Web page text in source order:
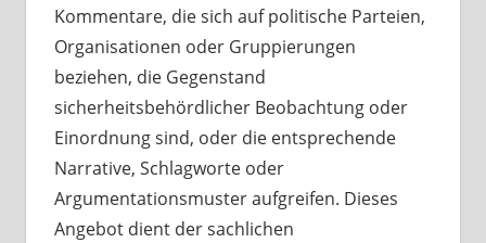
Kommentare, die sich auf politische Parteien,
Organisationen oder Gruppierungen
beziehen, die Gegenstand
sicherheitsbehördlicher Beobachtung oder
Einordnung sind, oder die entsprechende
Narrative, Schlagworte oder
Argumentationsmuster aufgreifen. Dieses
Angebot dient der sachlichen